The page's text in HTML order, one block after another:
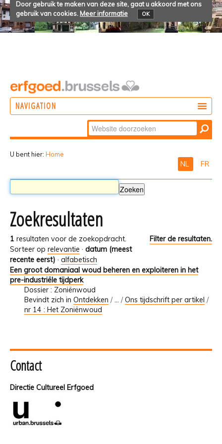
Door gebruik te maken van deze site, gaat u akkoord met ons
gebruik van cookies. Meer informatie OK
NAVIGATION
Zoek
Geavanceerd
U bent hier: Home
NL FR
Zoekresultaten
1 resultaten voor de zoekopdracht.
Filter de resultaten.
Sorteer op relevantie · datum (meest
recente eerst) · alfabetisch
Een groot domaniaal woud beheren en exploiteren in het
pre-industriële tijdperk
Dossier : Zoniënwoud
Bevindt zich in Ontdekken /… /Ons tijdschrift per artikel /
nr 14 : Het Zoniënwoud
Contact
Directie Cultureel Erfgoed